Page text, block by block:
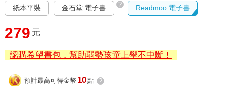
紙本平裝 金石堂 電子書 ? Readmoo 電子書
279 元
認購希望書包，幫助弱勢孩童上學不中斷！
預計最高可得金幣 10點 ?